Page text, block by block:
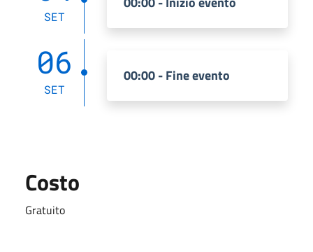
SET
06
SET
00:00 - Fine evento
Costo
Gratuito